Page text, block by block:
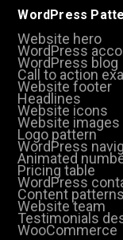
WordPress
Website hero
WordPress
WordPress blog
Call to action
Website footer
Headlines
Website icons
Website images
Logo pattern
WordPress
Animated
Pricing table
WordPress
Content patterns
Website team
Testimonials
WooCommerce